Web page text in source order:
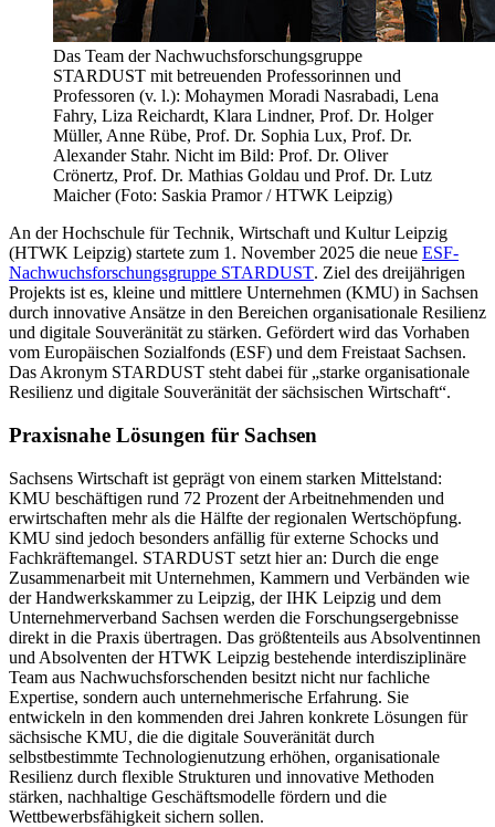
Das Team der Nachwuchsforschungsgruppe
STARDUST mit betreuenden Professorinnen und
Professoren (v. l.): Mohaymen Moradi Nasrabadi, Lena
Fahry, Liza Reichardt, Klara Lindner, Prof. Dr. Holger
Müller, Anne Rübe, Prof. Dr. Sophia Lux, Prof. Dr.
Alexander Stahr. Nicht im Bild: Prof. Dr. Oliver
Crönertz, Prof. Dr. Mathias Goldau und Prof. Dr. Lutz
Maicher (Foto: Saskia Pramor / HTWK Leipzig)
An der Hochschule für Technik, Wirtschaft und Kultur Leipzig
(HTWK Leipzig) startete zum 1. November 2025 die neue ESF-
Nachwuchsforschungsgruppe STARDUST. Ziel des dreijährigen
Projekts ist es, kleine und mittlere Unternehmen (KMU) in Sachsen
durch innovative Ansätze in den Bereichen organisationale Resilienz
und digitale Souveränität zu stärken. Gefördert wird das Vorhaben
vom Europäischen Sozialfonds (ESF) und dem Freistaat Sachsen.
Das Akronym STARDUST steht dabei für „starke organisationale
Resilienz und digitale Souveränität der sächsischen Wirtschaft“.
Praxisnahe Lösungen für Sachsen
Sachsens Wirtschaft ist geprägt von einem starken Mittelstand:
KMU beschäftigen rund 72 Prozent der Arbeitnehmenden und
erwirtschaften mehr als die Hälfte der regionalen Wertschöpfung.
KMU sind jedoch besonders anfällig für externe Schocks und
Fachkräftemangel. STARDUST setzt hier an: Durch die enge
Zusammenarbeit mit Unternehmen, Kammern und Verbänden wie
der Handwerkskammer zu Leipzig, der IHK Leipzig und dem
Unternehmerverband Sachsen werden die Forschungsergebnisse
direkt in die Praxis übertragen. Das größtenteils aus Absolventinnen
und Absolventen der HTWK Leipzig bestehende interdisziplinäre
Team aus Nachwuchsforschenden besitzt nicht nur fachliche
Expertise, sondern auch unternehmerische Erfahrung. Sie
entwickeln in den kommenden drei Jahren konkrete Lösungen für
sächsische KMU, die die digitale Souveränität durch
selbstbestimmte Technologienutzung erhöhen, organisationale
Resilienz durch flexible Strukturen und innovative Methoden
stärken, nachhaltige Geschäftsmodelle fördern und die
Wettbewerbsfähigkeit sichern sollen.